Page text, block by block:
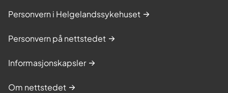
Personvern i Helgelandssykehuset
Personvern på nettstedet
Informasjonskapsler
Om nettstedet